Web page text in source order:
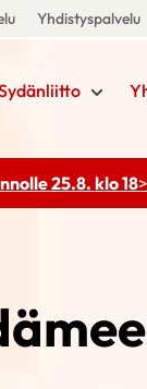
Yhdistyspalvelu
25.8. klo 18